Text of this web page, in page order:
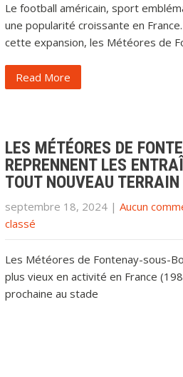
Le football américain, sport
une popularité croissante en
cette expansion, les Météores de
Read More
LES MÉTÉORES DE
REPRENNENT LES
TOUT NOUVEAU TERRAIN
septembre 18, 2024| Aucun
classé
Les Météores de Fontenay-sous-
plus vieux en activité en France
prochaine au stade